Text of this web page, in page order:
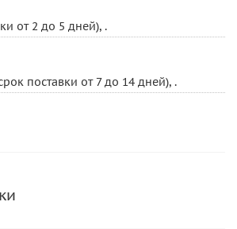
от 2 до 5 дней), .
поставки от 7 до 14 дней), .